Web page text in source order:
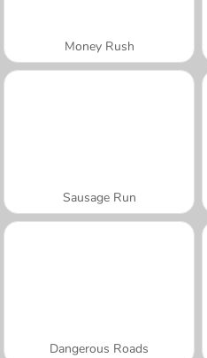
Money Rush
Sausage Run
Dangerous Roads